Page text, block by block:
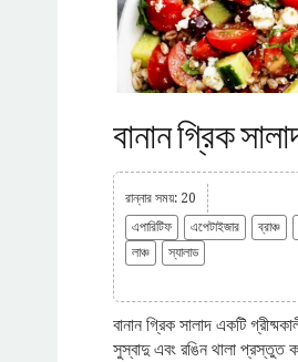
বানান গ্রিক
রান্নার সময়: 20
এপারিটিফ
এপেটাইজার ব্রাঞ্চ
লাঞ্চ
স্যালাড
বানান গ্রিক সালাদ একটি
সুস্বাদু এবং রঙিন থালা প্রস্তুত